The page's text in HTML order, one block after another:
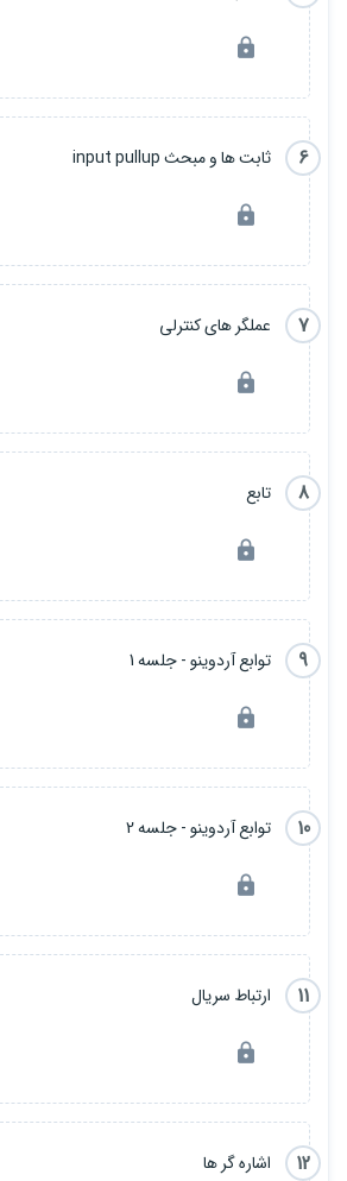
6 ثابت ها و مبحث input pullup
7 عملگر های کنترلی
8 تابع
9 توابع آردوینو - جلسه 1
10 توابع آردوینو - جلسه 2
11 ارتباط سریال
12 اشاره گر ها